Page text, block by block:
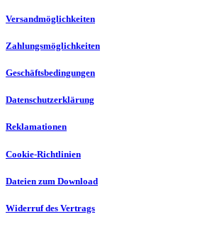
Versandmöglichkeiten
Zahlungsmöglichkeiten
Geschäftsbedingungen
Datenschutzerklärung
Reklamationen
Cookie-Richtlinien
Dateien zum Download
Widerruf des Vertrags